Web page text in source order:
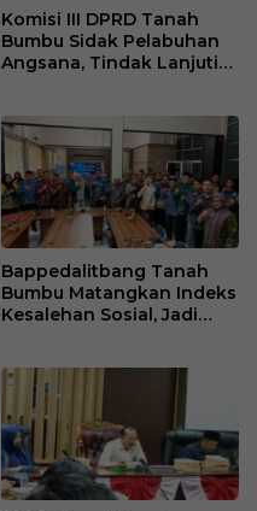
Komisi III DPRD Tanah
Bumbu Sidak Pelabuhan
Angsana, Tindak Lanjuti
Bappedalitbang Tanah
Bumbu Matangkan Indeks
Kesalehan Sosial, Jadi
Karakter